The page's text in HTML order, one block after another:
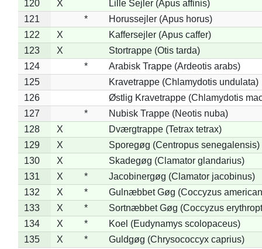
120
X
Lille Sejler (Apus affinis)
121
*
Horussejler (Apus horus)
122
X
Kaffersejler (Apus caffer)
123
X
Stortrappe (Otis tarda)
124
*
Arabisk Trappe (Ardeotis arabs)
125
Kravetrappe (Chlamydotis undulata)
126
Østlig Kravetrappe (Chlamydotis
127
*
Nubisk Trappe (Neotis nuba)
128
X
Dværgtrappe (Tetrax tetrax)
129
X
Sporegøg (Centropus senegalensis)
130
X
Skadegøg (Clamator glandarius)
131
X *
Jacobinergøg (Clamator jacobinus)
132
X *
Gulnæbbet Gøg (Coccyzus
133
X *
Sortnæbbet Gøg (Coccyzus
134
X *
Koel (Eudynamys scolopaceus)
135
X *
Guldgøg (Chrysococcyx caprius)